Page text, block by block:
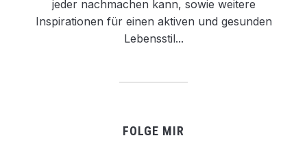
jeder nachmachen kann, sowie weitere
Inspirationen für einen aktiven und gesunden
Lebensstil...
FOLGE MIR